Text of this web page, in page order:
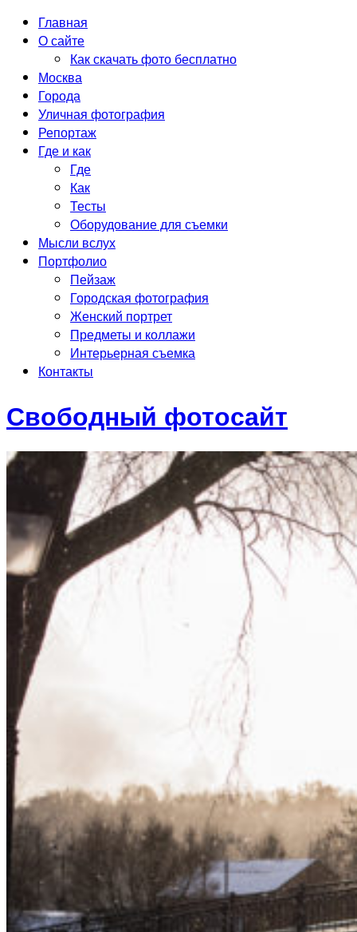
Главная
О сайте
Как скачать фото бесплатно
Москва
Города
Уличная фотография
Репортаж
Где и как
Где
Как
Тесты
Оборудование для съемки
Мысли вслух
Портфолио
Пейзаж
Городская фотография
Женский портрет
Предметы и коллажи
Интерьерная съемка
Контакты
Свободный фотосайт